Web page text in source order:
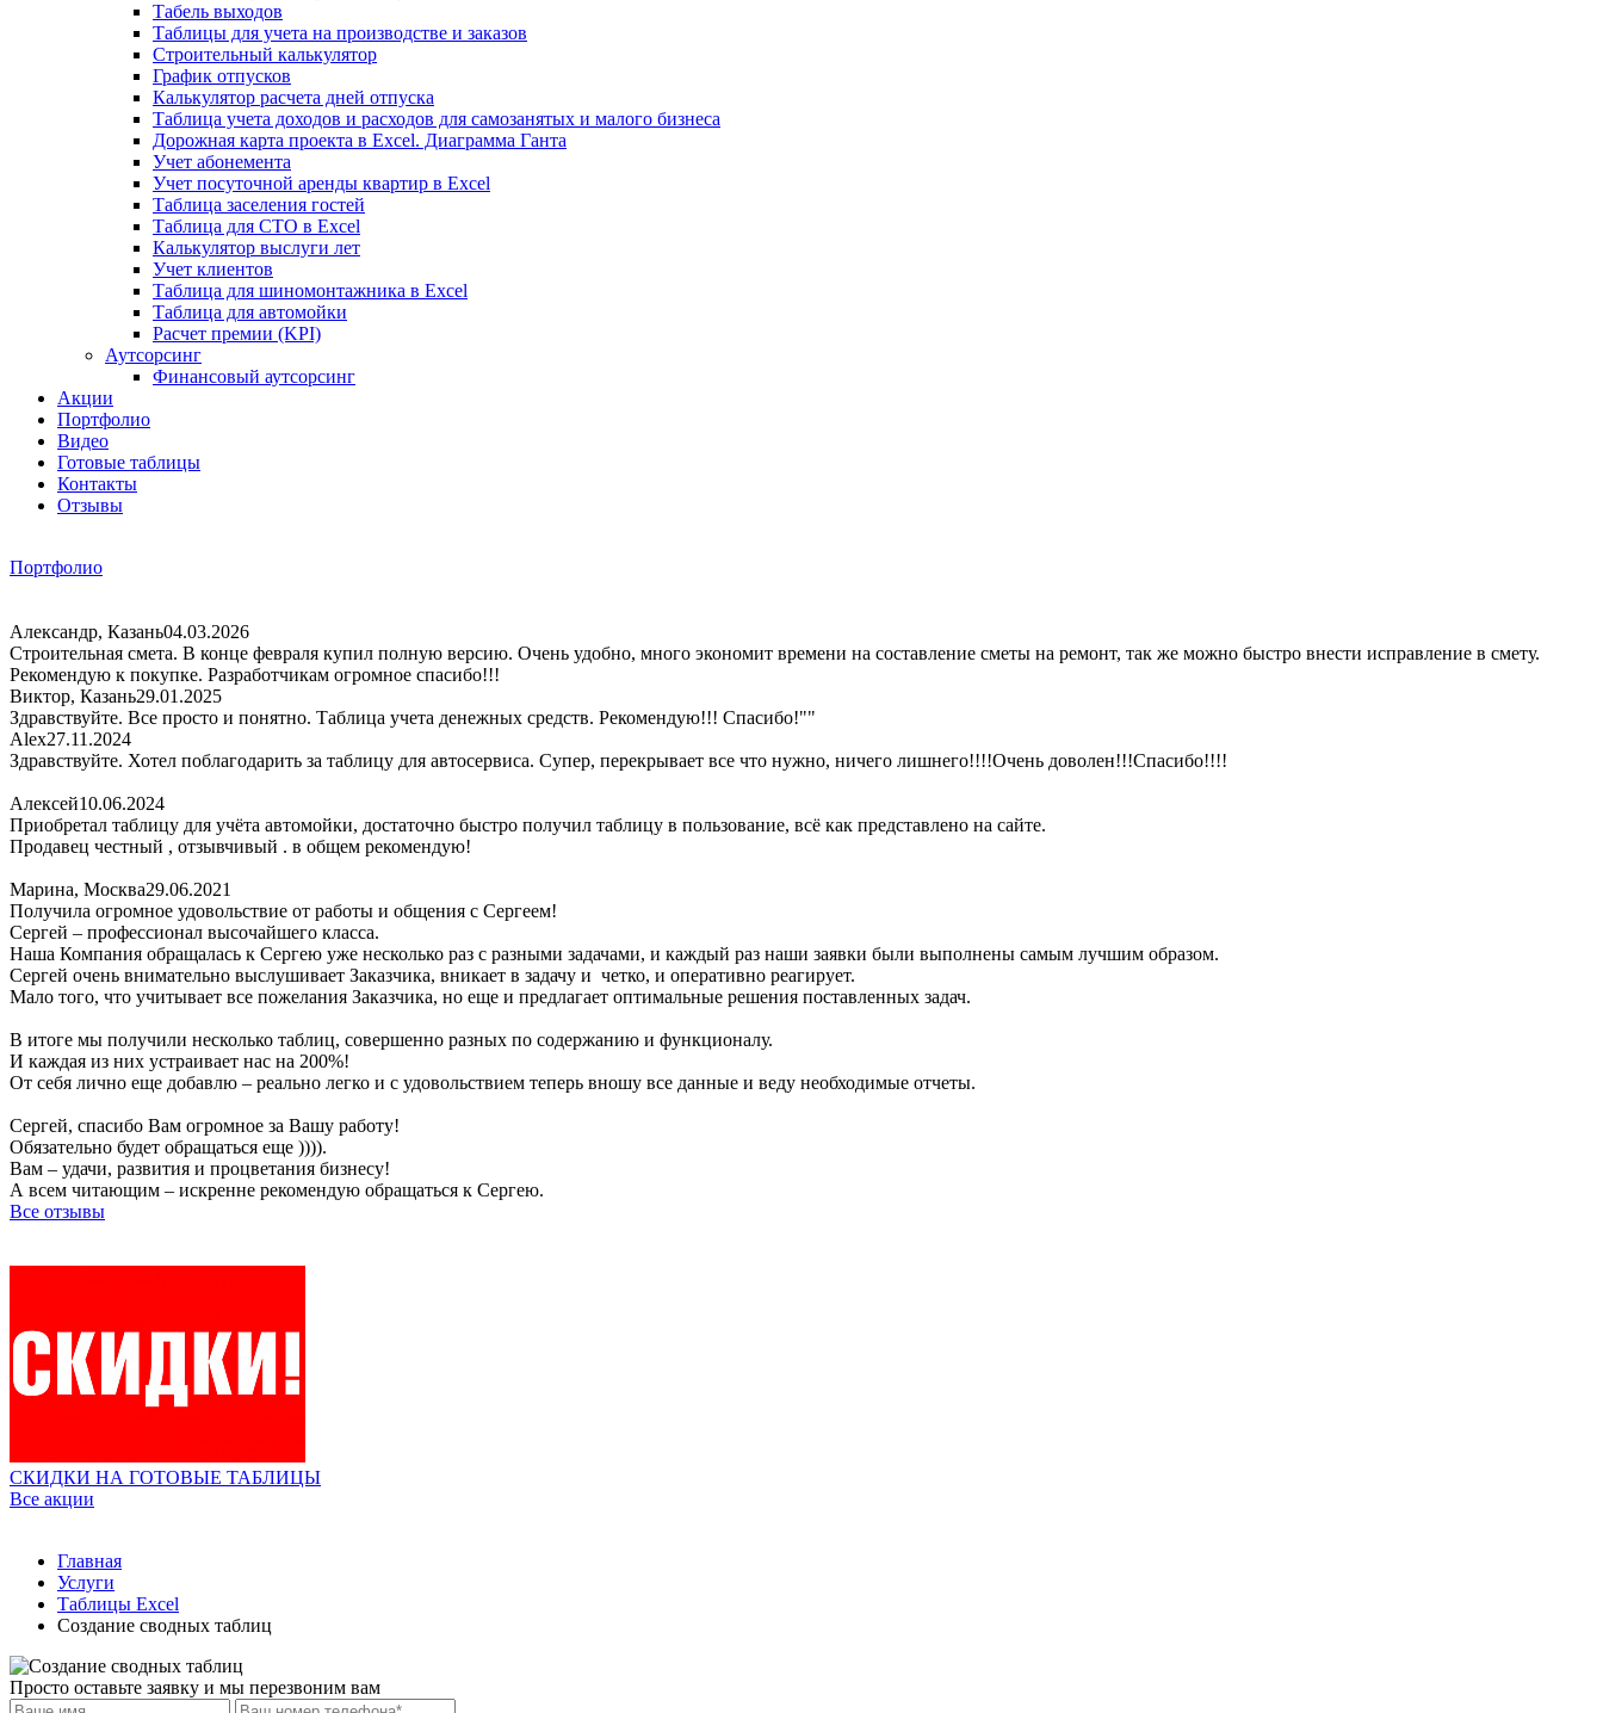
Табель выходов
Таблицы для учета на производстве и заказов
Строительный калькулятор
График отпусков
Калькулятор расчета дней отпуска
Таблица учета доходов и расходов для самозанятых и малого бизнеса
Дорожная карта проекта в Excel. Диаграмма Ганта
Учет абонемента
Учет посуточной аренды квартир в Excel
Таблица заселения гостей
Таблица для СТО в Excel
Калькулятор выслуги лет
Учет клиентов
Таблица для шиномонтажника в Excel
Таблица для автомойки
Расчет премии (KPI)
Аутсорсинг
Финансовый аутсорсинг
Акции
Портфолио
Видео
Готовые таблицы
Контакты
Отзывы
Портфолио
Александр, Казань04.03.2026
Строительная смета. В конце февраля купил полную версию. Очень удобно, много экономит времени на составление сметы на ремонт, так же можно быстро внести исправление в смету.
Рекомендую к покупке. Разработчикам огромное спасибо!!!
Виктор, Казань29.01.2025
Здравствуйте. Все просто и понятно. Таблица учета денежных средств. Рекомендую!!! Спасибо!""
Alex27.11.2024
Здравствуйте. Хотел поблагодарить за таблицу для автосервиса. Супер, перекрывает все что нужно, ничего лишнего!!!!Очень доволен!!!Спасибо!!!!
Алексей10.06.2024
Приобретал таблицу для учёта автомойки, достаточно быстро получил таблицу в пользование, всё как представлено на сайте.
Продавец честный , отзывчивый . в общем рекомендую!
Марина, Москва29.06.2021
Получила огромное удовольствие от работы и общения с Сергеем!
Сергей – профессионал высочайшего класса.
Наша Компания обращалась к Сергею уже несколько раз с разными задачами, и каждый раз наши заявки были выполнены самым лучшим образом.
Сергей очень внимательно выслушивает Заказчика, вникает в задачу и четко, и оперативно реагирует.
Мало того, что учитывает все пожелания Заказчика, но еще и предлагает оптимальные решения поставленных задач.
В итоге мы получили несколько таблиц, совершенно разных по содержанию и функционалу.
И каждая из них устраивает нас на 200%!
От себя лично еще добавлю – реально легко и с удовольствием теперь вношу все данные и веду необходимые отчеты.
Сергей, спасибо Вам огромное за Вашу работу!
Обязательно будет обращаться еще )))).
Вам – удачи, развития и процветания бизнесу!
А всем читающим – искренне рекомендую обращаться к Сергею.
Все отзывы
СКИДКИ НА ГОТОВЫЕ ТАБЛИЦЫ
Все акции
Главная
Услуги
Таблицы Excel
Создание сводных таблиц
Просто оставьте заявку и мы перезвоним вам